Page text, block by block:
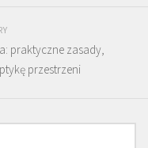
praktyczne zasady,
przestrzeni